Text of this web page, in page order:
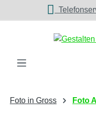
Zum Hauptinhalt
Foto in Gross Foto